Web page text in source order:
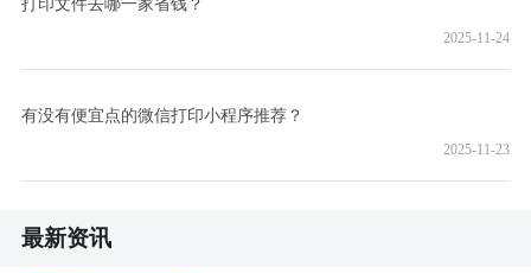
2025-11-24
有没有便宜点的微信打印小程序推荐？
2025-11-23
最新资讯